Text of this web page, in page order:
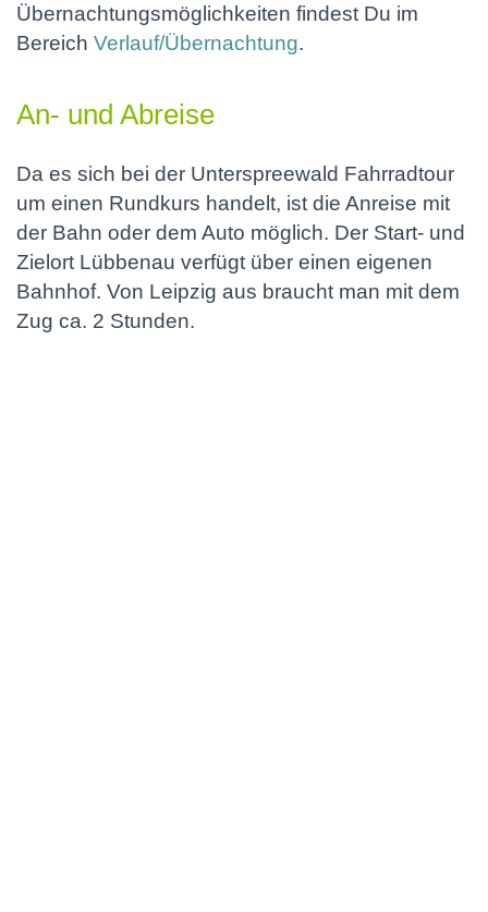
Übernachtungsmöglichkeiten findest Du im
Bereich Verlauf/Übernachtung.
An- und Abreise
Da es sich bei der Unterspreewald Fahrradtour
um einen Rundkurs handelt, ist die Anreise mit
der Bahn oder dem Auto möglich. Der Start- und
Zielort Lübbenau verfügt über einen eigenen
Bahnhof. Von Leipzig aus braucht man mit dem
Zug ca. 2 Stunden.